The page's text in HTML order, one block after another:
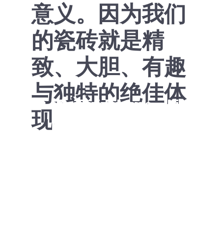
意义。因为我们
的瓷砖就是精
致、大胆、有趣
与独特的绝佳体
现
Dr. Prévost
Facade
Casas com
Estória
Bageri Form
Bakery
Private House – Living
Room